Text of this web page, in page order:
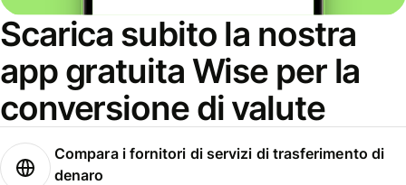
Scarica subito la nostra
app gratuita Wise per la
conversione di valute
Compara i fornitori di servizi di trasferimento di
denaro